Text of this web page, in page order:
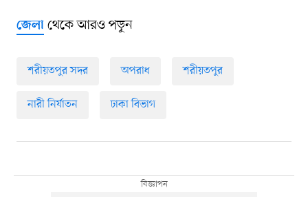
জেলাথেকে আরও পড়ুন
শরীয়তপুর সদর অপরাধ শরীয়তপুর
নারী নির্যাতন ঢাকা বিভাগ